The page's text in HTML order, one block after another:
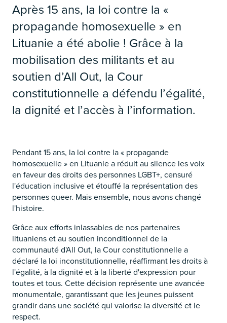
Après 15 ans, la loi contre la «
propagande homosexuelle » en
Lituanie a été abolie ! Grâce à la
mobilisation des militants et au
soutien d’All Out, la Cour
constitutionnelle a défendu l’égalité,
la dignité et l’accès à l’information.
Pendant 15 ans, la loi contre la « propagande
homosexuelle » en Lituanie a réduit au silence les voix
en faveur des droits des personnes LGBT+, censuré
l'éducation inclusive et étouffé la représentation des
personnes queer. Mais ensemble, nous avons changé
l'histoire.
Grâce aux efforts inlassables de nos partenaires
lituaniens et au soutien inconditionnel de la
communauté d'All Out, la Cour constitutionnelle a
déclaré la loi inconstitutionnelle, réaffirmant les droits à
l'égalité, à la dignité et à la liberté d'expression pour
toutes et tous. Cette décision représente une avancée
monumentale, garantissant que les jeunes puissent
grandir dans une société qui valorise la diversité et le
respect.